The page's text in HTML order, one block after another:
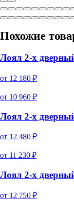
Похожие
Лоял 2-х
от 12 180 ₽
от 10 960 ₽
Лоял 2-х
от 12 480 ₽
от 11 230 ₽
Лоял 2-х
от 12 750 ₽